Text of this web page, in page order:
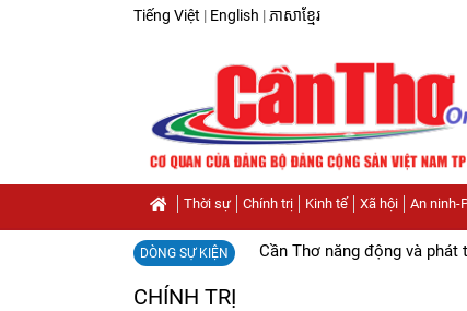
Tiếng Việt | English | ភាសាខ្មែរ
Thời sự Chính trị Kinh tế Xã hội An ninh-
DÒNG SỰ KIỆN Cần Thơ năng động và phát
CHÍNH TRỊ